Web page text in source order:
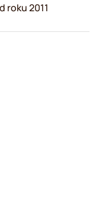
roku 2011